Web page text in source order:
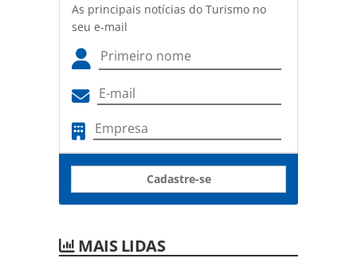
As principais notícias do Turismo no
seu e-mail
Cadastre-se
MAIS LIDAS